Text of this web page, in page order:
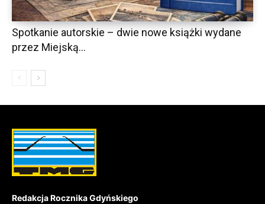
Spotkanie autorskie – dwie nowe książki wydane
przez Miejską...
Redakcja Rocznika Gdyńskiego